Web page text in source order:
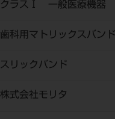
クラスⅠ 一般医療機器
歯科用マトリックスバンド
スリックバンド
株式会社モリタ